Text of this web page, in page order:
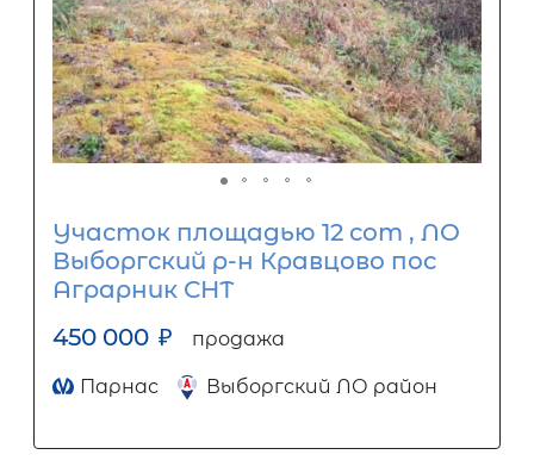
Участок площадью 12 сот , ЛО
Выборгский р-н Кравцово пос
Аграрник СНТ
450 000 ₽ продажа
Парнас Выборгский ЛО район